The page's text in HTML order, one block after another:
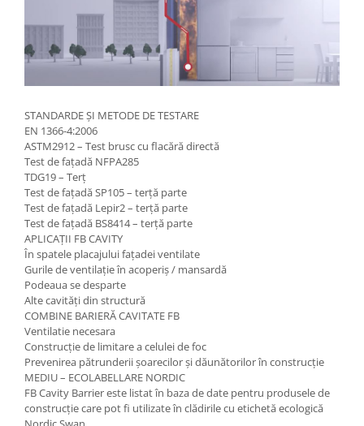
STANDARDE ȘI METODE DE TESTARE
EN 1366-4:2006
ASTM2912 – Test brusc cu flacără directă
Test de fațadă NFPA285
TDG19 – Terț
Test de fațadă SP105 – terță parte
Test de fațadă Lepir2 – terță parte
Test de fațadă BS8414 – terță parte
APLICAȚII FB CAVITY
În spatele placajului fațadei ventilate
Gurile de ventilație în acoperiș / mansardă
Podeaua se desparte
Alte cavități din structură
COMBINE BARIERĂ CAVITATE FB
Ventilatie necesara
Construcție de limitare a celulei de foc
Prevenirea pătrunderii șoarecilor și dăunătorilor în construcție
MEDIU – ECOLABELLARE NORDIC
FB Cavity Barrier este listat în baza de date pentru produsele de
construcție care pot fi utilizate în clădirile cu etichetă ecologică